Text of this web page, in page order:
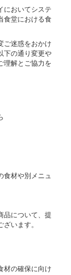
においてシステ
食堂における食
ご迷惑をおかけ
下の通り変更や
理解とご協力を
材や別メニュ
について、提
います。
材の確保に向け